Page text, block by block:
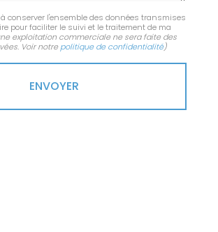
conserver l'ensemble des données transmises
pour faciliter le suivi et le traitement de ma
exploitation commerciale ne sera faite des
Voir notre politique de confidentialité)